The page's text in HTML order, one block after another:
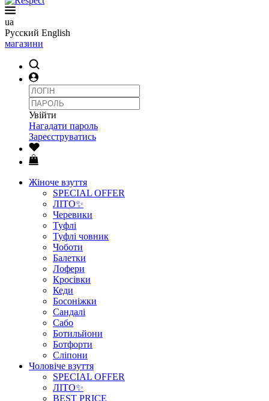
ua
Русский English
магазини
Увійти
Нагадати пароль
Зареєструватись
Жіноче взуття
SPECIAL OFFER
ЛІТО✨
Черевики
Туфлі
Туфлі човник
Чоботи
Балетки
Лофери
Кросівки
Кеди
Босоніжки
Сандалі
Сабо
Ботильйони
Ботфорти
Сліпони
Чоловіче взуття
SPECIAL OFFER
ЛІТО✨
BEST PRICE